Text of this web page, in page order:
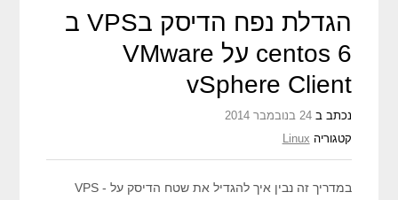
הגדלת נפח הדיסק בVPS ב
centos 6 על VMware
vSphere Client
נכתב ב24 בנובמבר 2014
קטגוריה Linux
במדריך זה נבין איך להגדיל את שטח הדיסק על VPS -